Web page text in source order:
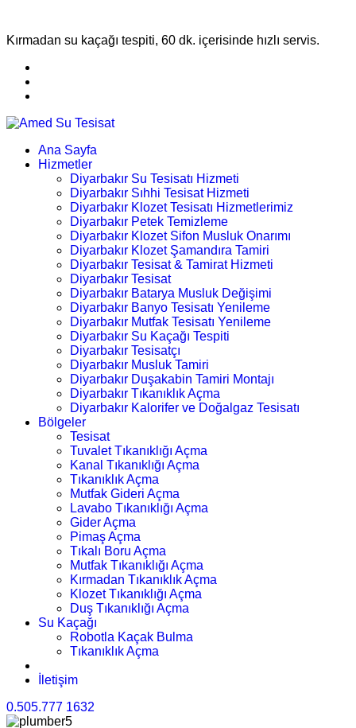
Kırmadan su kaçağı tespiti, 60 dk. içerisinde hızlı servis.
Ana Sayfa
Hizmetler
Diyarbakır Su Tesisatı Hizmeti
Diyarbakır Sıhhi Tesisat Hizmeti
Diyarbakır Klozet Tesisatı Hizmetlerimiz
Diyarbakır Petek Temizleme
Diyarbakır Klozet Sifon Musluk Onarımı
Diyarbakır Klozet Şamandıra Tamiri
Diyarbakır Tesisat & Tamirat Hizmeti
Diyarbakır Tesisat
Diyarbakır Batarya Musluk Değişimi
Diyarbakır Banyo Tesisatı Yenileme
Diyarbakır Mutfak Tesisatı Yenileme
Diyarbakır Su Kaçağı Tespiti
Diyarbakır Tesisatçı
Diyarbakır Musluk Tamiri
Diyarbakır Duşakabin Tamiri Montajı
Diyarbakır Tıkanıklık Açma
Diyarbakır Kalorifer ve Doğalgaz Tesisatı
Bölgeler
Tesisat
Tuvalet Tıkanıklığı Açma
Kanal Tıkanıklığı Açma
Tıkanıklık Açma
Mutfak Gideri Açma
Lavabo Tıkanıklığı Açma
Gider Açma
Pimaş Açma
Tıkalı Boru Açma
Mutfak Tıkanıklığı Açma
Kırmadan Tıkanıklık Açma
Klozet Tıkanıklığı Açma
Duş Tıkanıklığı Açma
Su Kaçağı
Robotla Kaçak Bulma
Tıkanıklık Açma
İletişim
0.505.777 1632